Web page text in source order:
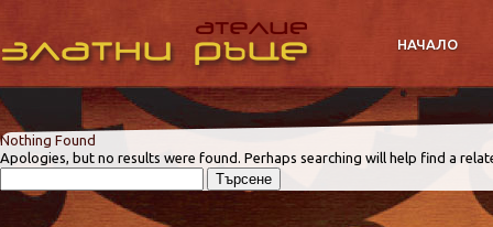
НАЧАЛО
Nothing Found
Apologies, but no results were found. Perhaps searching will help find a
за: